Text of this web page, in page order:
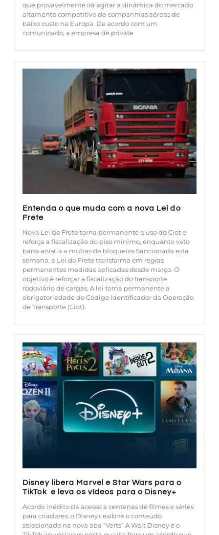
que provavelmente irá agitar a dinâmica do mercado
altamente competitivo de companhias aéreas de
baixo custo na Europa. De acordo com um
comunicado, a empresa de private
Entenda o que muda com a nova Lei do
Frete
Nova Lei do Frete torna permanente o uso do Ciot e
reforça a fiscalização do piso mínimo, enquanto veto
barra anistia a multas de bloqueios Sancionada esta
semana, a Lei do Frete transforma em regras
permanentes medidas aplicadas desde março. O
objetivo é reforçar a fiscalização do transporte
rodoviário de cargas. A lei torna permanente a
obrigatoriedade do Código Identificador da Operação
de Transporte (Ciot).
Disney libera Marvel e Star Wars para o
TikTok e leva os vídeos para o Disney+
Acordo inédito dá acesso a centenas de filmes e séries
para criadores; o Disney+ exibirá o conteúdo
selecionado na nova aba “Verts” A Walt Disney e o